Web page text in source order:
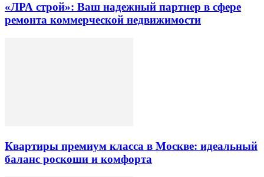
«ЛРА строй»: Ваш надежный партнер в сфере
ремонта коммерческой недвижимости
Квартиры премиум класса в Москве: идеальный
баланс роскоши и комфорта